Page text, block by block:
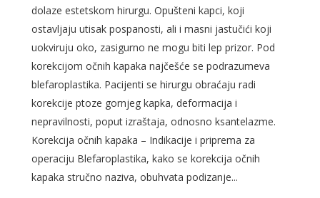
dolaze estetskom hirurgu. Opušteni kapci, koji
ostavljaju utisak pospanosti, ali i masni jastučići koji
uokviruju oko, zasigurno ne mogu biti lep prizor. Pod
korekcijom očnih kapaka najčešće se podrazumeva
blefaroplastika. Pacijenti se hirurgu obraćaju radi
korekcije ptoze gornjeg kapka, deformacija i
nepravilnosti, poput izraštaja, odnosno ksantelazme.
Korekcija očnih kapaka – Indikacije i priprema za
operaciju Blefaroplastika, kako se korekcija očnih
kapaka stručno naziva, obuhvata podizanje...